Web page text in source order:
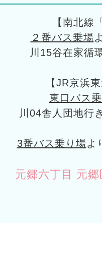
【南北線
２番バス乗場
川15谷在家循
【JR京浜
東口バス
川04舎人団地行
3番バス乗り場よ
元郷六丁目 元